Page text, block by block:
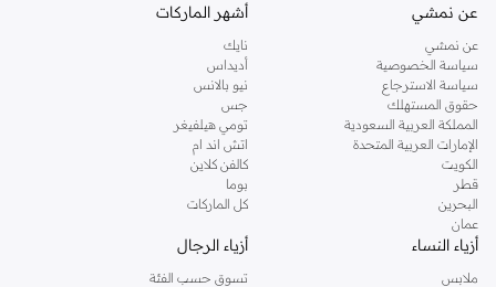
عن نمشي
عن نمشي
سياسة الخصوصية
سياسة الاسترجاع
حقوق المستهلك
المملكة العربية السعودية
الإمارات العربية المتحدة
الكويت
قطر
البحرين
عمان
أشهر الماركات
نايك
أديداس
نيو بالانس
جس
تومي هيلفيغر
اتش اند ام
كالفن كلاين
بوما
كل الماركات
أزياء النساء
ملابس
أزياء الرجال
تسوق حسب الفئة